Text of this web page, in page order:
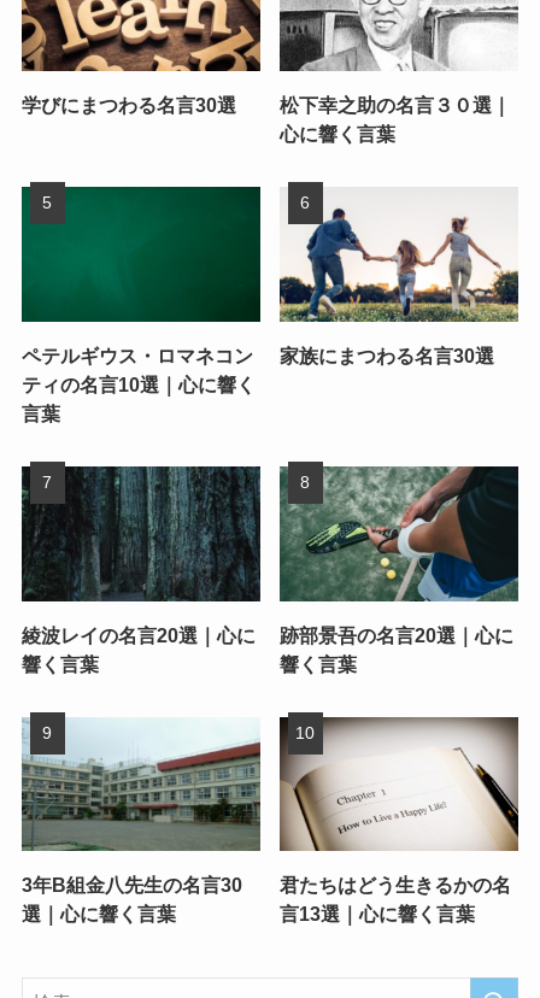
学びにまつわる名言30選
松下幸之助の名言３０選｜
心に響く言葉
ペテルギウス・ロマネコン
ティの名言10選｜心に響く
言葉
家族にまつわる名言30選
綾波レイの名言20選｜心に
響く言葉
跡部景吾の名言20選｜心に
響く言葉
3年B組金八先生の名言30
選｜心に響く言葉
君たちはどう生きるかの名
言13選｜心に響く言葉